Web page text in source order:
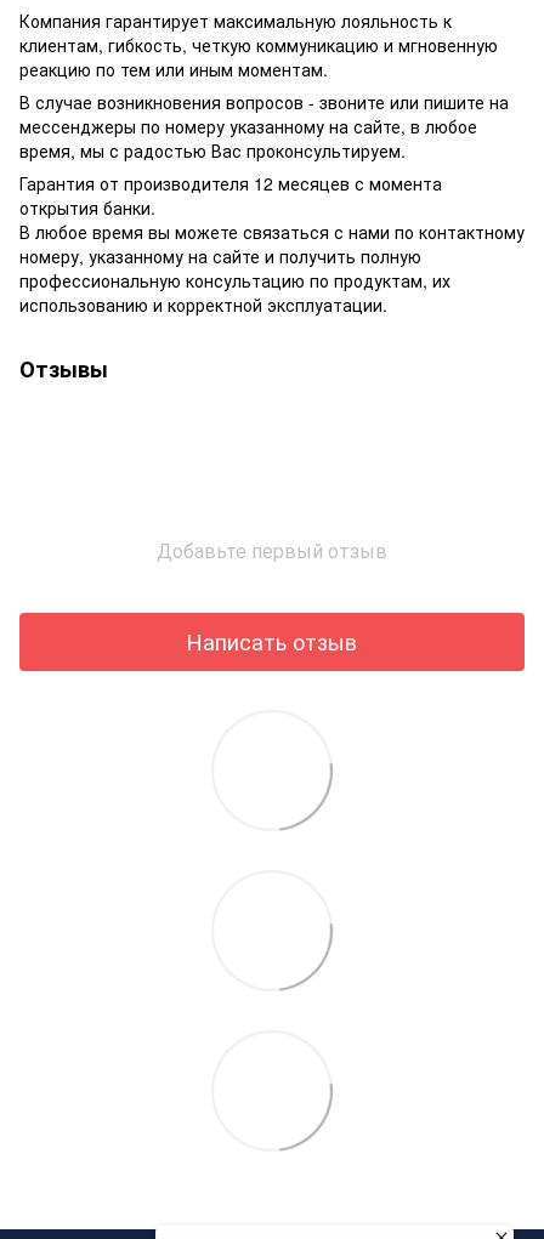
Компания гарантирует максимальную лояльность к
клиентам, гибкость, четкую коммуникацию и мгновенную
реакцию по тем или иным моментам.
В случае возникновения вопросов - звоните или пишите на
мессенджеры по номеру указанному на сайте, в любое
время, мы с радостью Вас проконсультируем.
Гарантия от производителя 12 месяцев с момента
открытия банки.
В любое время вы можете связаться с нами по контактному
номеру, указанному на сайте и получить полную
профессиональную консультацию по продуктам, их
использованию и корректной эксплуатации.
Отзывы
Добавьте первый отзыв
Написать отзыв